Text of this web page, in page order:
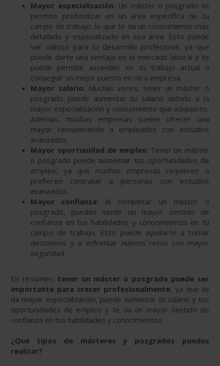
Mayor especialización: Un máster o posgrado te
permite profundizar en un área específica de tu
campo de trabajo, lo que te da un conocimiento más
detallado y especializado en esa área. Esto puede
ser valioso para tu desarrollo profesional, ya que
puede darte una ventaja en el mercado laboral y te
puede permitir ascender en tu trabajo actual o
conseguir un mejor puesto en otra empresa.
Mayor salario: Muchas veces, tener un máster o
posgrado puede aumentar tu salario debido a la
mayor especialización y conocimiento que adquieres.
Además, muchas empresas suelen ofrecer una
mayor remuneración a empleados con estudios
avanzados.
Mayor oportunidad de empleo: Tener un máster
o posgrado puede aumentar tus oportunidades de
empleo, ya que muchas empresas requieren o
prefieren contratar a personas con estudios
avanzados.
Mayor confianza: Al completar un máster o
posgrado, puedes sentir un mayor sentido de
confianza en tus habilidades y conocimientos en tu
campo de trabajo. Esto puede ayudarte a tomar
decisiones y a enfrentar nuevos retos con mayor
seguridad.
En resumen, tener un máster o posgrado puede ser
importante para crecer profesionalmente, ya que te
da mayor especialización, puede aumentar tu salario y tus
oportunidades de empleo y te da un mayor sentido de
confianza en tus habilidades y conocimientos.
¿Qué tipos de másteres y posgrados puedes
realizar?